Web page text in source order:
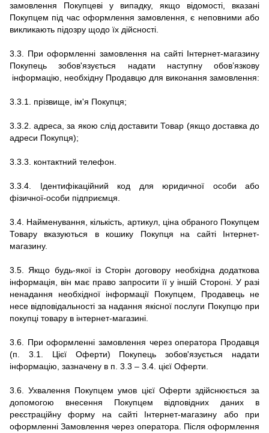
замовлення Покупцеві у випадку, якщо відомості, вказані
Покупцем під час оформлення замовлення, є неповними або
викликають підозру щодо їх дійсності.
3.3. При оформленні замовлення на сайті Інтернет-магазину
Покупець зобов'язується надати наступну обов’язкову
інформацію, необхідну Продавцю для виконання замовлення:
3.3.1. прізвище, ім'я Покупця;
3.3.2. адреса, за якою слід доставити Товар (якщо доставка до
адреси Покупця);
3.3.3. контактний телефон.
3.3.4. Ідентифікаційний код для юридичної особи або
фізичної-особи підприємця.
3.4. Найменування, кількість, артикул, ціна обраного Покупцем
Товару вказуються в кошику Покупця на сайті
Інтернет-
магазину.
3.5.
Якщо будь-якої із Сторін договору необхідна додаткова
інформація, він має право запросити її у іншій Стороні. У разі
ненадання необхідної інформації Покупцем, Продавець не
несе відповідальності за надання якісної послуги Покупцю при
покупці товару в інтернет-магазині.
3.6.
При оформленні замовлення через оператора Продавця
(п. 3.1. Цієї Оферти) Покупець зобов'язується надати
інформацію, зазначену в п. 3.3 – 3.4. цієї Оферти.
3.6.
Ухвалення Покупцем умов цієї Оферти здійснюється за
допомогою внесення Покупцем відповідних даних в
реєстраційну форму на сайті
Інтернет-магазину
або при
оформленні Замовлення через оператора.
Після оформлення